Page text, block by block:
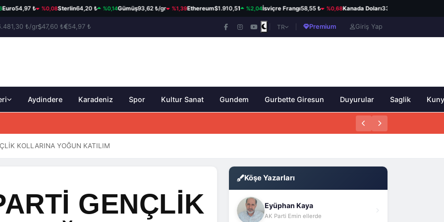
₺ %0,08Sterlin64,20 ₺ %0,14Gümüş93,62 ₺/gr %1,39Ethereum$1.910,51 %2,04İsviçre Frangı58,55 ₺ %0,68Kanada Doları33,93 ₺ %0,08
₺/gr 47,60 ₺ 54,97 ₺ TR Premium Giriş Yap
Aydindere Karadeniz Spor Kultur Sanat Gundem Gurbette Giresun Duyurular Saglik
HAYRANLIK UYANDIRDI
KOLLARINA YOĞUN KATILIM
GENÇLİK
Köşe Yazarları
Eyüphan Kaya
AK Parti Emin ellerde